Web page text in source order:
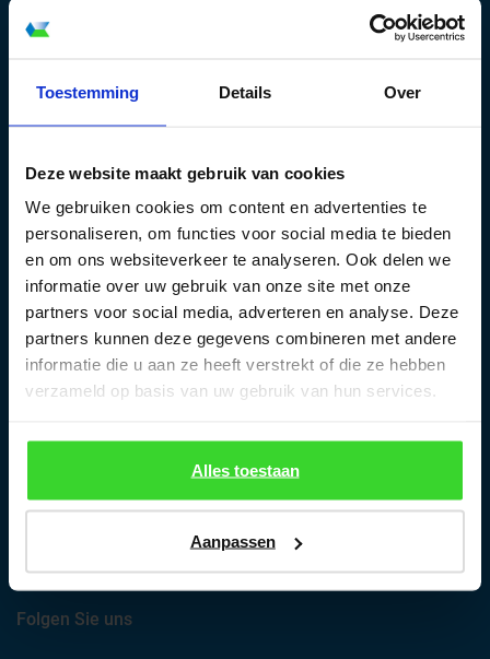
Toestemming Details Over
Deze website maakt gebruik van cookies
We gebruiken cookies om content en advertenties te
personaliseren, om functies voor social media te bieden
en om ons websiteverkeer te analyseren. Ook delen we
informatie over uw gebruik van onze site met onze
partners voor social media, adverteren en analyse. Deze
partners kunnen deze gegevens combineren met andere
informatie die u aan ze heeft verstrekt of die ze hebben
verzameld op basis van uw gebruik van hun services.
Alles toestaan
Aanpassen
Telefon: +49 (0)211-93670215
Telefax:+49 (0)211-93670216
E-mail: info@dachlux.de
Architekten- / Objektberater:
Bora Yalcin
Mobil:+49 (0)1601-192790
Rückruf: anfordern
Folgen Sie uns